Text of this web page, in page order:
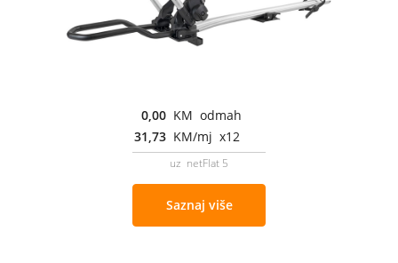
0,00 KM odmah
31,73 KM/mj x12
uz netFlat 5
Saznaj više